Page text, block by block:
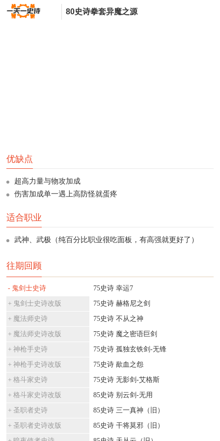
80史诗拳套异魔之源
优缺点
超高力量与物攻加成
伤害加成单一遇上高防怪就蛋疼
适合职业
武神、武极（纯百分比职业很吃面板，有高强就更好了）
往期回顾
鬼剑士史诗
鬼剑士史诗改版
魔法师史诗
魔法师史诗改版
神枪手史诗
神枪手史诗改版
格斗家史诗
格斗家史诗改版
圣职者史诗
圣职者史诗改版
75史诗 幸运7
75史诗 赫格尼之剑
75史诗 不从之神
75史诗 魔之密语巨剑
75史诗 孤独玄铁剑-无锋
75史诗 歃血之怨
75史诗 无影剑-艾格斯
85史诗 别云剑-无用
85史诗 三一真神（旧）
85史诗 干将莫邪（旧）